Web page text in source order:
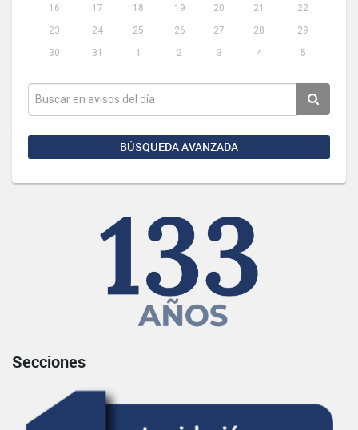
16
17 18 19 20 21
22
23
24 25 26 27 28
29
30
31 1 2 3 4 5
BÚSQUEDA AVANZADA
Secciones